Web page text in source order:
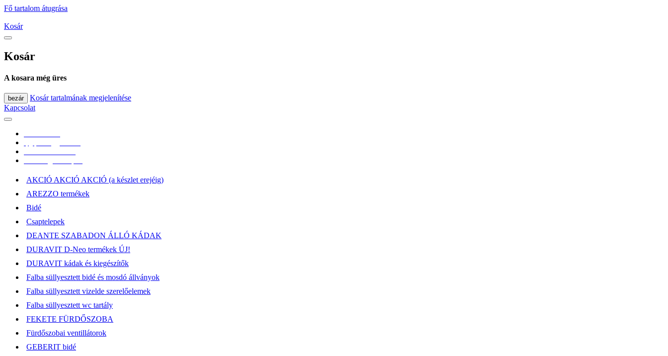
Fő tartalom átugrása
Kosár
Kosár
A kosara még üres
bezár
Kosár tartalmának megjelenítése
Kapcsolat
AKCIÓ AKCIÓ AKCIÓ (a készlet erejéig)
AREZZO termékek
Bidé
Csaptelepek
DEANTE SZABADON ÁLLÓ KÁDAK
DURAVIT D-Neo termékek ÚJ!
DURAVIT kádak és kiegészítők
Falba süllyesztett bidé és mosdó állványok
Falba süllyesztett vizelde szerelőelemek
Falba süllyesztett wc tartály
FEKETE FÜRDŐSZOBA
Fürdőszobai ventillátorok
GEBERIT bidé